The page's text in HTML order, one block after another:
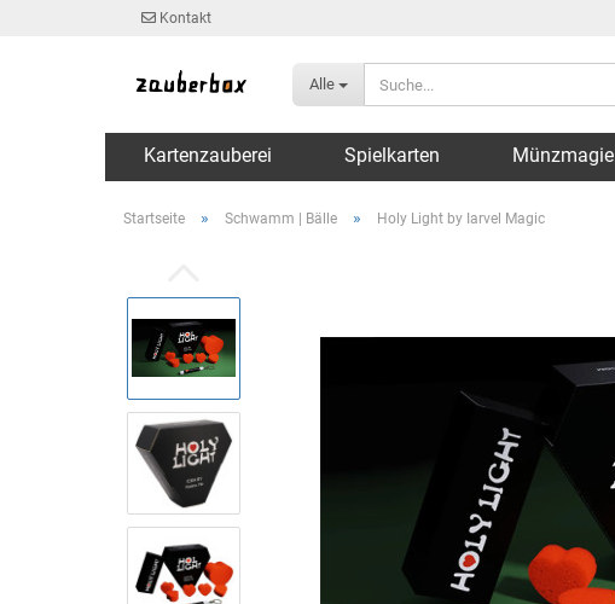
Kontakt
Alle
Kartenzauberei Spielkarten Münzmagie
Startseite » Schwamm | Bälle » Holy Light by Iarvel Magic